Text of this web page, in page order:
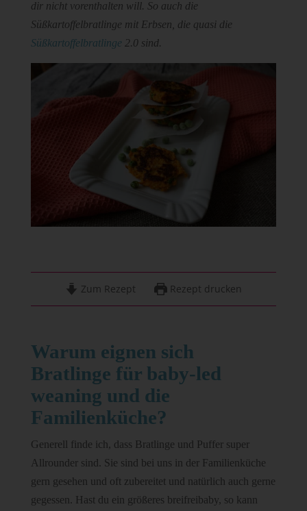
dir nicht vorenthalten will. So auch die
Süßkartoffelbratlinge mit Erbsen, die quasi die
Süßkartoffelbratlinge2.0 sind.
Zum Rezept Rezept drucken
Warum eignen sich
Bratlinge für baby-led
weaning und die
Familienküche?
Generell finde ich, dass Bratlinge und Puffer super
Allrounder sind. Sie sind bei uns in der Familienküche
gern gesehen und oft zubereitet und natürlich auch gerne
gegessen. Hast du ein größeres breifreibaby, so kann